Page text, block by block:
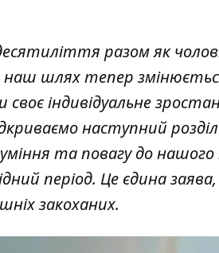
разом як
наш шлях тепер
індивідуальне
наступний
та повагу до
період. Це єдина
закоханих.